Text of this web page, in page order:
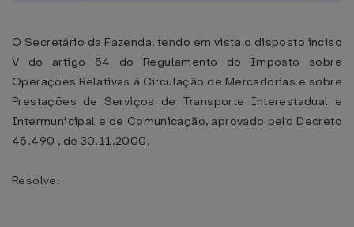
O Secretário da Fazenda, tendo em vista o disposto inciso
V do artigo 54 do Regulamento do Imposto sobre
Operações Relativas à Circulação de Mercadorias e sobre
Prestações de Serviços de Transporte Interestadual e
Intermunicipal e de Comunicação, aprovado pelo Decreto
45.490 , de 30.11.2000,
Resolve: